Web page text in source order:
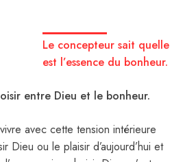
Le concepteur sait quelle
est l’essence du bonheur.
entre Dieu et le bonheur.
avec cette tension intérieure
Dieu ou le plaisir d’aujourd’hui et